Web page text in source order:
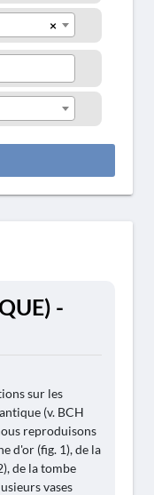
×
-
sur les
(v. BCH
reproduisons
d'or (fig. 1), de la
de la tombe
vases